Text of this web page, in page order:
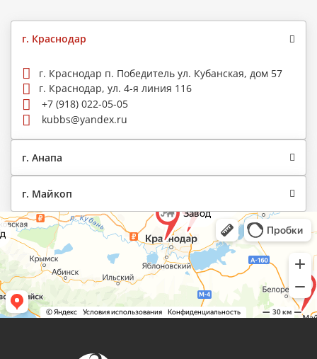
г. Краснодар
г. Краснодар п. Победитель ул. Кубанская, дом 57
г. Краснодар, ул. 4-я линия 116
+7 (918) 022-05-05
kubbs@yandex.ru
г. Анапа
г. Майкоп